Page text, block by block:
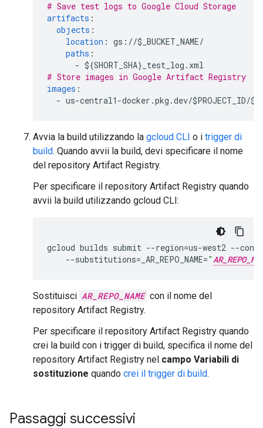
# Save test logs to Google Cloud Storage
artifacts :
objects :
location : gs://$_BUCKET_NAME/
paths :
- ${SHORT_SHA}_test_log.xml
# Store images in Google Artifact Registry
images :
- us-central1-docker.pkg.dev/$PROJECT_ID/
Avvia la build utilizzando la gcloud CLI o i trigger di
build. Quando avvii la build, devi specificare il nome
del repository Artifact Registry.
Per specificare il repository Artifact Registry quando
avvii la build utilizzando gcloud CLI:
gcloud builds submit --region=us-west2 --
--substitutions= _AR_REPO_NAME="
Sostituisci AR_REPO_NAME con il nome del
repository Artifact Registry.
Per specificare il repository Artifact Registry quando
crei la build con i trigger di build, specifica il nome del
repository Artifact Registry nel campo Variabili di
sostituzione quando crei il trigger di build.
Passaggi successivi